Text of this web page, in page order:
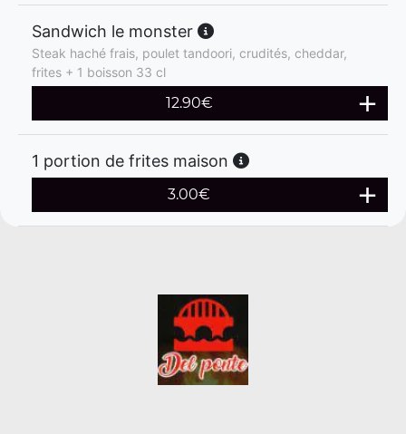
Sandwich le monster
Steak haché frais, poulet tandoori, crudités, cheddar,
frites + 1 boisson 33 cl
12.90€
1 portion de frites maison
3.00€